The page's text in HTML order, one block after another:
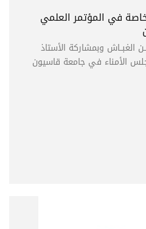
في المؤتمر العلمي
الغبــاش وبمشاركة الأستاذ
الأمناء في جامعة قاسيون